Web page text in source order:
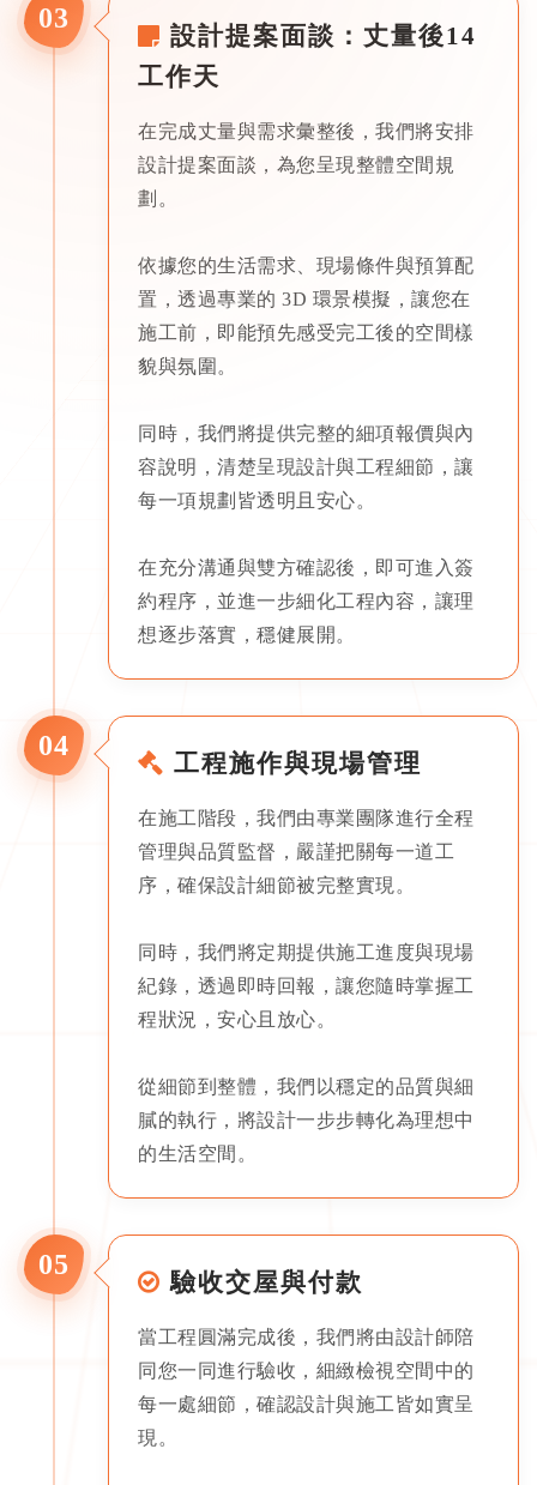
03
設計提案面談：丈量後14
工作天
在完成丈量與需求彙整後，我們將安排
設計提案面談，為您呈現整體空間規
劃。
依據您的生活需求、現場條件與預算配
置，透過專業的 3D 環景模擬，讓您在
施工前，即能預先感受完工後的空間樣
貌與氛圍。
同時，我們將提供完整的細項報價與內
容說明，清楚呈現設計與工程細節，讓
每一項規劃皆透明且安心。
在充分溝通與雙方確認後，即可進入簽
約程序，並進一步細化工程內容，讓理
想逐步落實，穩健展開。
04
工程施作與現場管理
在施工階段，我們由專業團隊進行全程
管理與品質監督，嚴謹把關每一道工
序，確保設計細節被完整實現。
同時，我們將定期提供施工進度與現場
紀錄，透過即時回報，讓您隨時掌握工
程狀況，安心且放心。
從細節到整體，我們以穩定的品質與細
膩的執行，將設計一步步轉化為理想中
的生活空間。
05
驗收交屋與付款
當工程圓滿完成後，我們將由設計師陪
同您一同進行驗收，細緻檢視空間中的
每一處細節，確認設計與施工皆如實呈
現。